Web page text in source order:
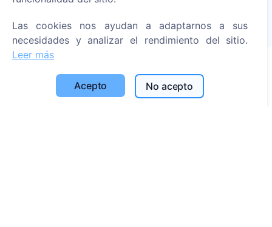
1390
Información
Las cookies nos ayudan a adaptarnos a sus
necesidades y analizar el rendimiento del sitio.
Leer más
Acepto No acepto